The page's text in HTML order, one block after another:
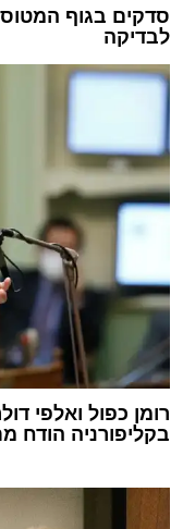
לבדיקה
רומן כפול ואלפי
בקליפורניה הודח